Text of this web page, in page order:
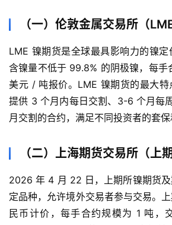
（一）伦敦金属交易所（
LME 镍期货是全球最具影响力的镍
含镍量不低于 99.8% 的阴极镍，每手
美元 / 吨报价。LME 镍期货的最大特
提供 3 个月内每日交割、3-6 个月每
月交割的合约，满足不同投资者的套保
（二）上海期货交易所（上
2026 年 4 月 22 日，上期所镍期货
定品种，允许境外交易者参与交易。
民币计价，每手合约规模为 1 吨，